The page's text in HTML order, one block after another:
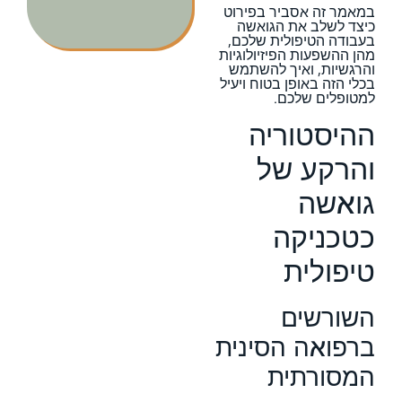
במאמר זה אסביר בפירוט
כיצד לשלב את הגואשה
בעבודה הטיפולית שלכם,
מהן ההשפעות הפיזיולוגיות
והרגשיות, ואיך להשתמש
בכלי הזה באופן בטוח ויעיל
למטופלים שלכם.
ההיסטוריה
והרקע של
גואשה
כטכניקה
טיפולית
השורשים
ברפואה הסינית
המסורתית